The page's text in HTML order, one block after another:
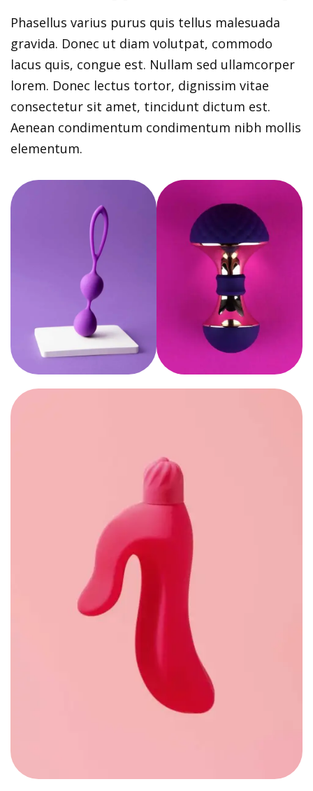
Phasellus varius purus quis tellus malesuada
gravida. Donec ut diam volutpat, commodo
lacus quis, congue est. Nullam sed ullamcorper
lorem. Donec lectus tortor, dignissim vitae
consectetur sit amet, tincidunt dictum est.
Aenean condimentum condimentum nibh mollis
elementum.